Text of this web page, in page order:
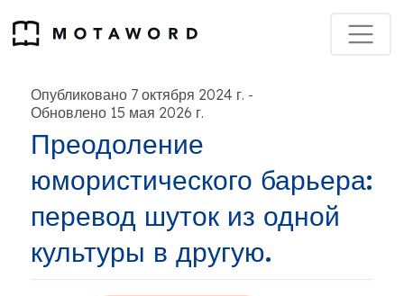
Опубликовано 7 октября 2024 г. -
Обновлено 15 мая 2026 г.
Преодоление
юмористического барьера:
перевод шуток из одной
культуры в другую.